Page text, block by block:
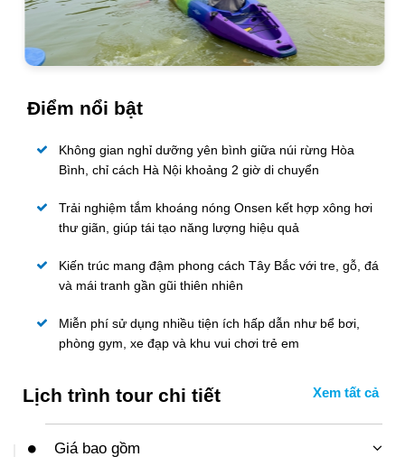
Điểm nổi bật
Không gian nghỉ dưỡng yên bình giữa núi rừng Hòa
Bình, chỉ cách Hà Nội khoảng 2 giờ di chuyển
Trải nghiệm tắm khoáng nóng Onsen kết hợp xông hơi
thư giãn, giúp tái tạo năng lượng hiệu quả
Kiến trúc mang đậm phong cách Tây Bắc với tre, gỗ, đá
và mái tranh gần gũi thiên nhiên
Miễn phí sử dụng nhiều tiện ích hấp dẫn như bể bơi,
phòng gym, xe đạp và khu vui chơi trẻ em
Lịch trình tour chi tiết
Giá bao gồm